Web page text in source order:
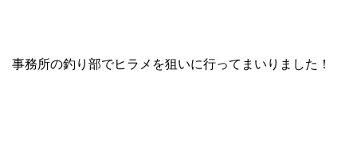
事務所の釣り部でヒラメを狙いに行ってまいりました！